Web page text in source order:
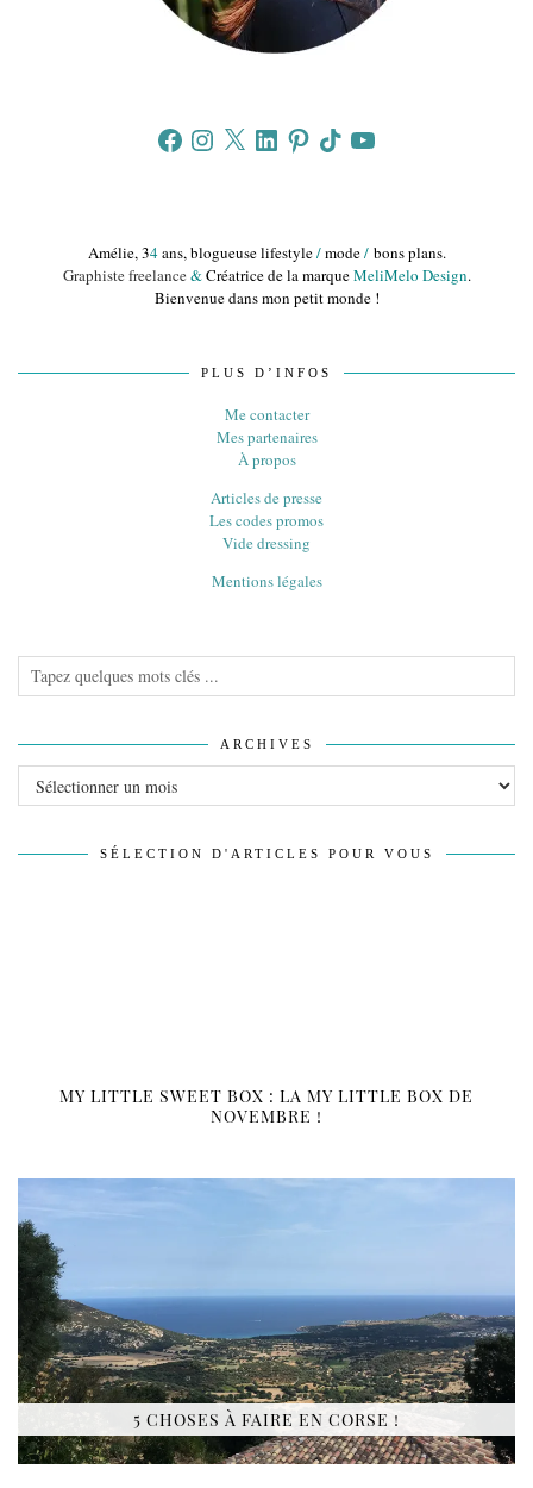
FacebookInstagram
X LinkedInPinterestTikTokYouTube
Amélie, 34ans, blogueuse lifestyle/mode/bons plans.
Graphiste freelance&Créatrice de la marqueMeliMelo Design.
Bienvenue dans mon petit monde !
PLUS D’INFOS
Me contacter
Mes partenaires
À propos
Articles de presse
Les codes promos
Vide dressing
Mentions légales
ARCHIVES
SÉLECTION D'ARTICLES POUR VOUS
MY LITTLE SWEET BOX : LA MY LITTLE BOX DE
NOVEMBRE !
5 CHOSES À FAIRE EN CORSE !